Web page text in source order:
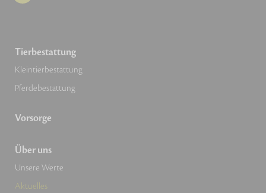
Tierbestattung
Kleintierbestattung
Pferdebestattung
Vorsorge
Über uns
Unsere Werte
Aktuelles